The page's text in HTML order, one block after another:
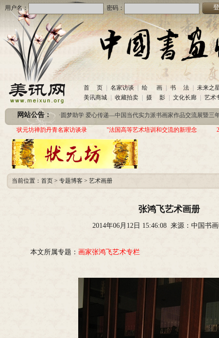
用户名： 密码：
首 页 名家访谈 绘 画 书 法
未来之
美讯商城
收藏拍卖 摄 影 文化长廊 艺术
网站公告：
· 美讯网诚招合作伙伴 (2020-10-26)
中国书画收藏频道服务咨询热线
· 圆梦助学 爱心传递—中国当代实力派书画家作品交流展暨三年帮助100位贫困儿童行动
·美讯网诚招合作伙伴(2020-10-26)
· 中国书画收藏频道服务咨询热线
(2020-06-26)
· 圆梦助学 爱心传递—中国当代实力派书画家作品交流展暨三年帮助100位贫困儿童行动
状元坊禅韵丹青名家访谈录 "法国高等艺术培训和交流的新理念
当前位置： 首页 > 专题博客 > 艺术画册
张鸿飞艺术画册
2014年06月12日 15:46:08 来源：中国书
本文所属专题： 画家张鸿飞艺术专栏